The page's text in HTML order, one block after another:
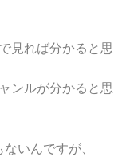
見れば分かると思
ンルが分かると思
いんですが、